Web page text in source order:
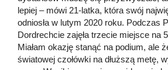
lepiej – mówi 21-latka, która swój
odniosła w lutym 2020 roku. Podczas
Dordrechcie zajęła trzecie miejsce na
Miałam okazję stanąć na podium, ale
światowej czołówki na dłuższą metę,